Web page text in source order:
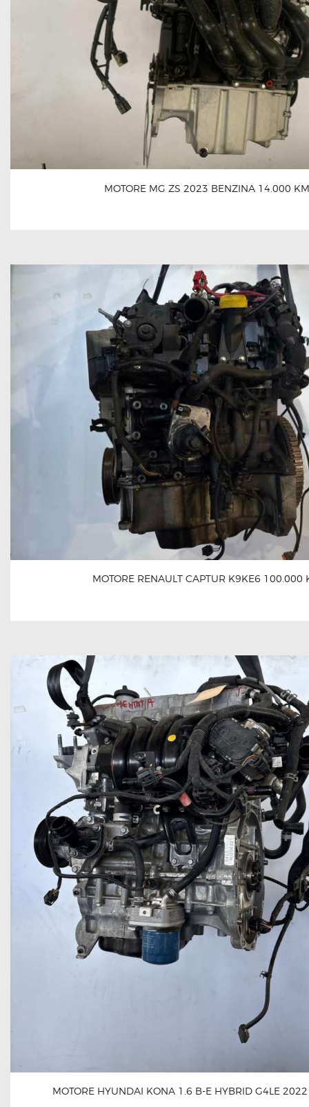
MOTORE MG ZS 2023 BENZINA 14.000 KM
MOTORE RENAULT CAPTUR K9KE6 100.000
MOTORE HYUNDAI KONA 1.6 B-E HYBRID G4LE